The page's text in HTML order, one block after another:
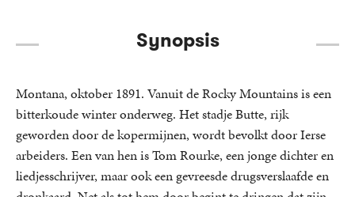
Synopsis
Montana, oktober 1891. Vanuit de Rocky Mountains is een
bitterkoude winter onderweg. Het stadje Butte, rijk
geworden door de kopermijnen, wordt bevolkt door Ierse
arbeiders. Een van hen is Tom Rourke, een jonge dichter en
liedjesschrijver, maar ook een gevreesde drugsverslaafde en